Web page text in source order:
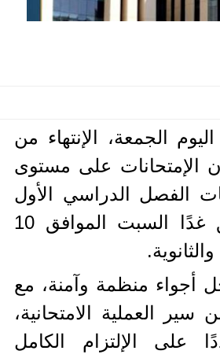
الجمعة، الإنتهاء من
الإمتحانات على مستوى
الفصل الدراسي الأول
للعام الدراسي 2025/2026، والتي تنطلق غدًا السبت الموافق 10
أجواء منظمة وآمنة، مع
العملية الامتحانية،
على الإلتزام الكامل